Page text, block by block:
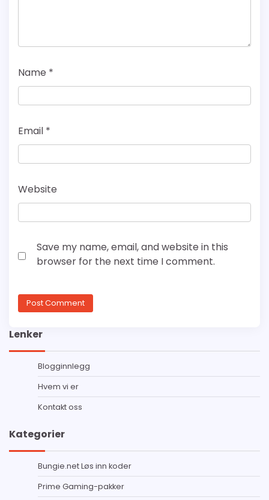
Name *
Email *
Website
Save my name, email, and website in this
browser for the next time I comment.
Lenker
Blogginnlegg
Hvem vi er
Kontakt oss
Kategorier
Bungie.net Løs inn koder
Prime Gaming-pakker